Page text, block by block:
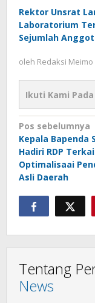
Rektor Unsrat
Laboratorium
Sejumlah
oleh Redaksi Meimo
Ikuti Kami Pada
Navigasi
pos
Pos sebelumnya
Kepala Bapenda
Hadiri RDP
Optimalisaai
Asli Daerah
Tentang
News